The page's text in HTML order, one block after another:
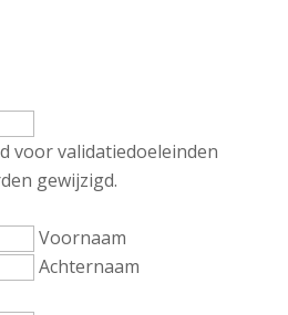
voor validatiedoeleinden
gewijzigd.
Voornaam
Achternaam